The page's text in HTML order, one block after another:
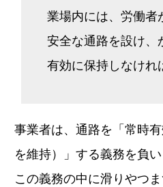
業場内には、労働者
安全な通路を設け、
有効に保持しなけれ
事業者は、通路を「常時
を維持）」する義務を負
この義務の中に滑りやつ